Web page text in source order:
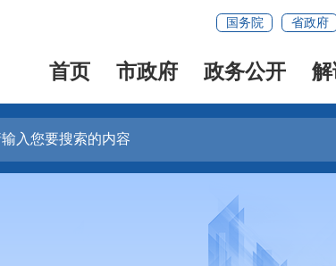
国务院 省政府
首页 市政府 政务公开